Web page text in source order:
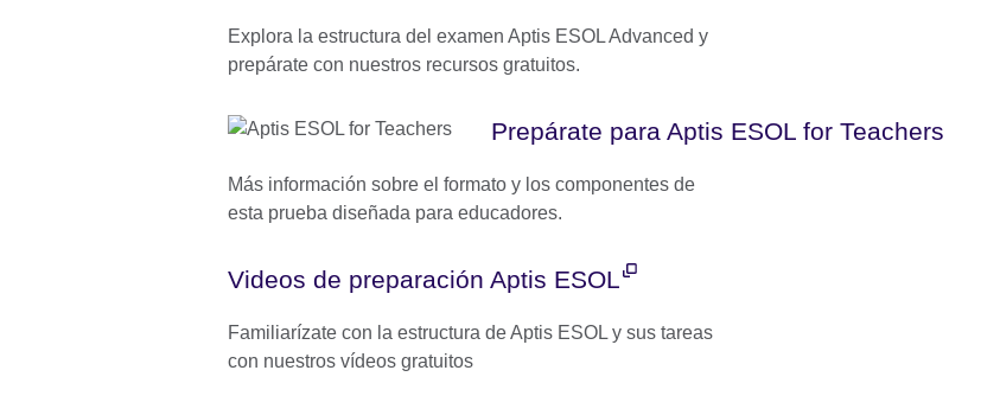
Explora la estructura del examen Aptis ESOL Advanced y
prepárate con nuestros recursos gratuitos.
Prepárate para Aptis ESOL for Teachers
Más información sobre el formato y los componentes de
esta prueba diseñada para educadores.
Videos de preparación Aptis ESOL
Familiarízate con la estructura de Aptis ESOL y sus tareas
con nuestros vídeos gratuitos